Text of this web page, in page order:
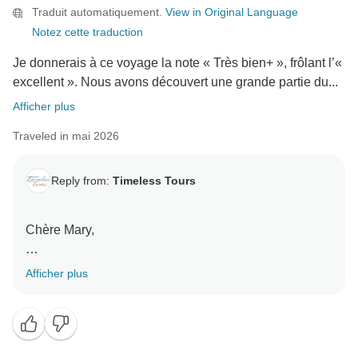
Traduit automatiquement. View in Original Language
Notez cette traduction
Je donnerais à ce voyage la note « Très bien+ », frôlant l’«
excellent ». Nous avons découvert une grande partie du...
Afficher plus
Traveled in mai 2026
Reply from: Timeless Tours
Chère Mary,
Merci d’avoir pris le temps de nous faire part de vos
Timeless Morocco » et que vous avez trouvé votre
guide et votre chauffeur excellents. Le Maroc est une
Afficher plus